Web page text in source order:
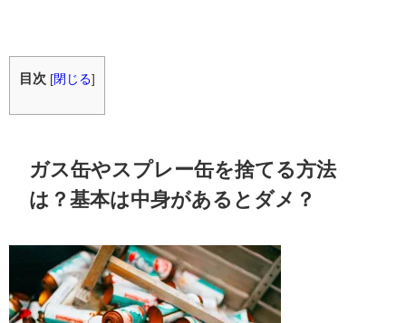
目次 [閉じる]
ガス缶やスプレー缶を捨てる方法
は？基本は中身があるとダメ？